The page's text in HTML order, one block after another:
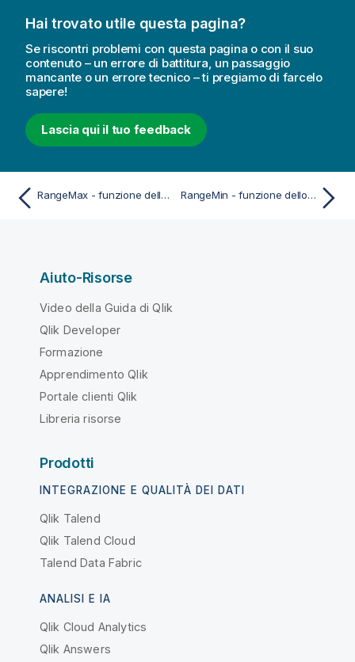
Hai trovato utile questa pagina?
Se riscontri problemi con questa pagina o con il suo
contenuto – un errore di battitura, un passaggio
mancante o un errore tecnico – ti pregiamo di farcelo
sapere!
Lascia qui il tuo feedback
RangeMax - funzione dello script e del grafico RangeMin - funzione dello script e del grafico
Aiuto-Risorse
Video della Guida di Qlik
Qlik Developer
Formazione
Apprendimento Qlik
Portale clienti Qlik
Libreria risorse
Prodotti
INTEGRAZIONE E QUALITÀ DEI DATI
Qlik Talend
Qlik Talend Cloud
Talend Data Fabric
ANALISI E IA
Qlik Cloud Analytics
Qlik Answers